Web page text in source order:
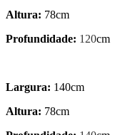
Altura: 78cm
Profundidade: 120cm
Largura: 140cm
Altura: 78cm